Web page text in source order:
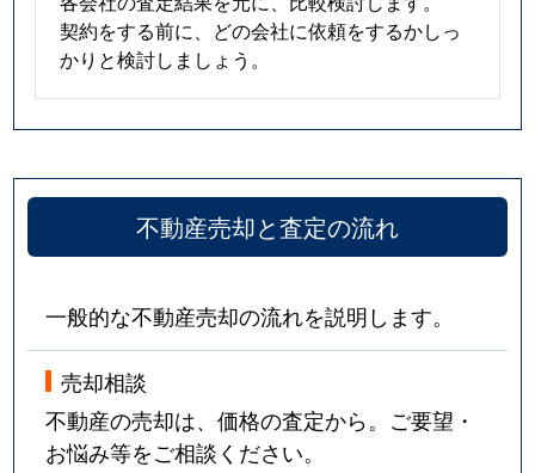
契約をする前に、どの会社に依頼をするかしっ
かりと検討しましょう。
不動産売却と査定の流れ
一般的な不動産売却の流れを説明します。
売却相談
不動産の売却は、価格の査定から。ご要望・
お悩み等をご相談ください。